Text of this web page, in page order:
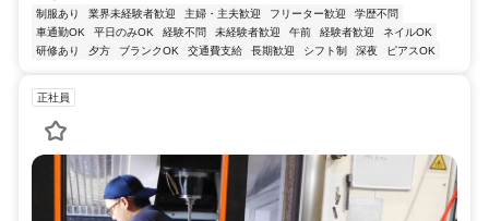
制服あり 業界未経験者歓迎 主婦・主夫歓迎 フリーター歓迎
学歴不問
車通勤OK
平日のみOK 経験不問 未経験者歓迎 午前 経験者歓迎
ネイルOK
研修あり
夕方 ブランクOK 交通費支給 長期歓迎 シフト制 深夜 ピアスOK
正社員